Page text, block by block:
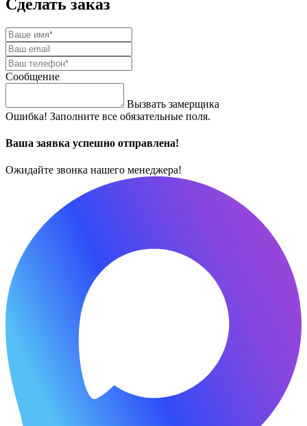
Сделать заказ
Сообщение
Вызвать замерщика
Ошибка! Заполните все обязательные поля.
Ваша заявка успешно отправлена!
Ожидайте звонка нашего менеджера!